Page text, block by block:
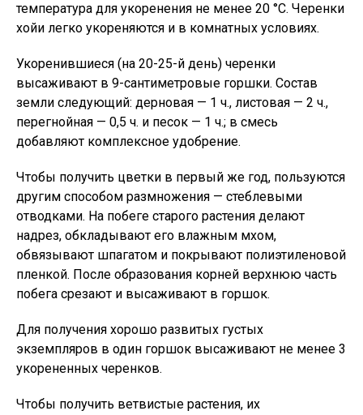
температура для укоренения не менее 20 °С. Черенки
хойи легко укореняются и в комнатных условиях.
Укоренившиеся (на 20-25-й день) черенки
высаживают в 9-сантиметровые горшки. Состав
земли следующий: дерновая — 1 ч., листовая — 2 ч.,
перегнойная — 0,5 ч. и песок — 1 ч.; в смесь
добавляют комплексное удобрение.
Чтобы получить цветки в первый же год, пользуются
другим способом размножения — стеблевыми
отводками. На побеге старого растения делают
надрез, обкладывают его влажным мхом,
обвязывают шпагатом и покрывают полиэтиленовой
пленкой. После образования корней верхнюю часть
побега срезают и высаживают в горшок.
Для получения хорошо развитых густых
экземпляров в один горшок высаживают не менее 3
укорененных черенков.
Чтобы получить ветвистые растения, их